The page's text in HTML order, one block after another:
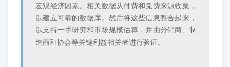
宏观经济因素。相关数据从付费和免费来源收集，
以建立可靠的数据库。然后将这些信息整合起来，
以支持一手研究和市场规模估算，并由分销商、制
造商和协会等关键利益相关者进行验证。